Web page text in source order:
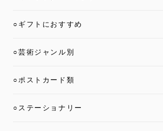
○ギフトにおすすめ
○芸術ジャンル別
○ポストカード類
○ステーショナリー